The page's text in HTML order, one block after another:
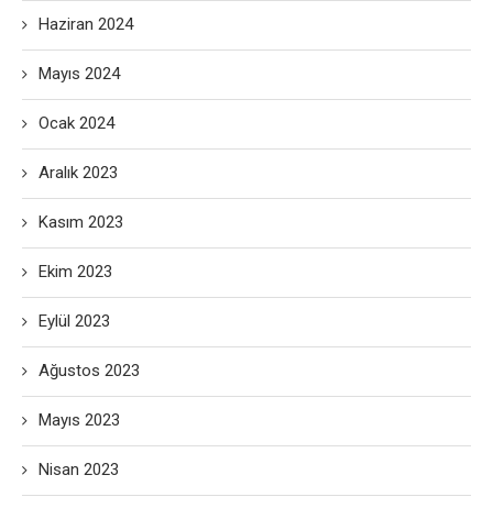
Haziran 2024
Mayıs 2024
Ocak 2024
Aralık 2023
Kasım 2023
Ekim 2023
Eylül 2023
Ağustos 2023
Mayıs 2023
Nisan 2023